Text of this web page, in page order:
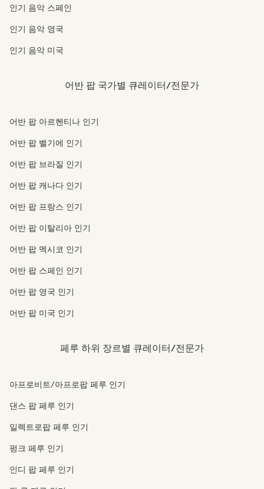
인기 음악 스페인
인기 음악 영국
인기 음악 미국
어반 팝 국가별 큐레이터/전문가
어반 팝 아르헨티나 인기
어반 팝 벨기에 인기
어반 팝 브라질 인기
어반 팝 캐나다 인기
어반 팝 프랑스 인기
어반 팝 이탈리아 인기
어반 팝 멕시코 인기
어반 팝 스페인 인기
어반 팝 영국 인기
어반 팝 미국 인기
페루 하위 장르별 큐레이터/전문가
아프로비트/아프로팝 페루 인기
댄스 팝 페루 인기
일렉트로팝 페루 인기
펑크 페루 인기
인디 팝 페루 인기